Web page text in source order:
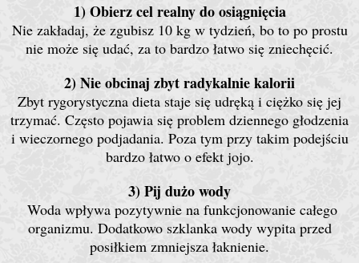
1) Obierz cel realny do osiągnięcia
Nie zakładaj, że zgubisz 10 kg w tydzień, bo to po prostu
nie może się udać, za to bardzo łatwo się zniechęcić.
2) Nie obcinaj zbyt radykalnie kalorii
Zbyt rygorystyczna dieta staje się udręką i ciężko się jej
trzymać. Często pojawia się problem dziennego głodzenia
i wieczornego podjadania. Poza tym przy takim podejściu
bardzo łatwo o efekt jojo.
3) Pij dużo wody
Woda wpływa pozytywnie na funkcjonowanie całego
organizmu. Dodatkowo szklanka wody wypita przed
posiłkiem zmniejsza łaknienie.